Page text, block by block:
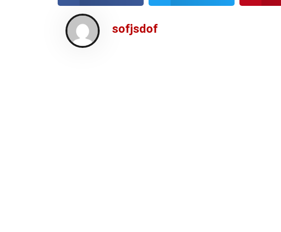
sofjsdof